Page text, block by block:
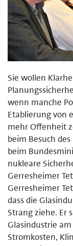
Sie wollen
wenn manche
Etablierung von
mehr Offenheit
beim Besuch
beim
nukleare
Gerresheimer
Gerresheimer
dass die
Strang ziehe. Er
Glasindustrie
Stromkosten,